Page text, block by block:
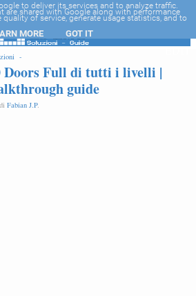
-
Doors Full di tutti i livelli |
guide
di Fabian J.P.
EDIT
to deliver its services and to analyze traffic.
are shared with Google along with performance
of service, generate usage statistics, and to
MORE GOT IT